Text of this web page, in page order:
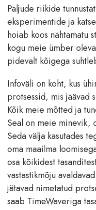
Paljude riikide
eksperimentide ja
hoiab koos nähtamatu
kogu meie ümber
pidevalt kõigega
Infoväli on koht, kus
protsessid, mis jäävad
Kõik meie mõtted ja
Seal on meie minevik,
Seda välja kasutades
oma maailma
osa kõikidest
vastastikmõju
jätavad nimetatud
saab TimeWaveriga